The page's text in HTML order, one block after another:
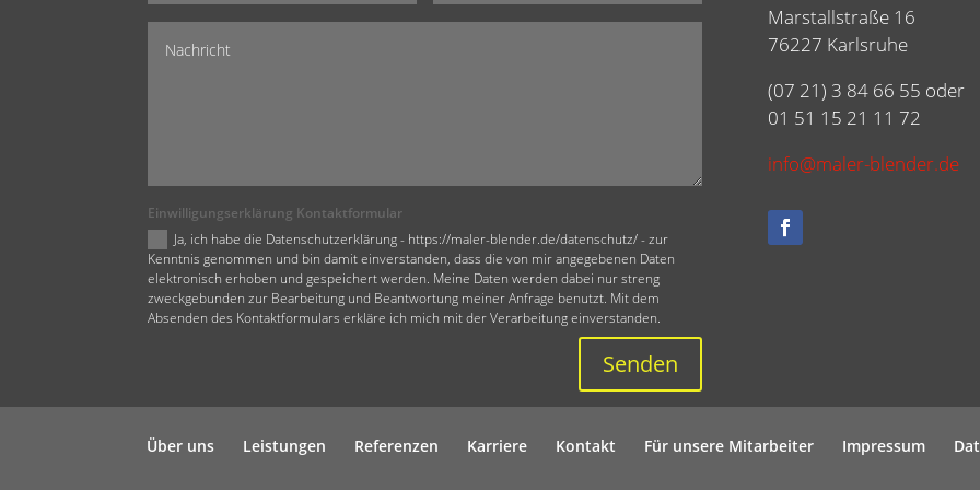
Einwilligungserklärung Kontaktformular
Ja, ich habe die Datenschutzerklärung - https://maler-blender.de/datenschutz/ - zur
Kenntnis genommen und bin damit einverstanden, dass die von mir angegebenen Daten
elektronisch erhoben und gespeichert werden. Meine Daten werden dabei nur streng
zweckgebunden zur Bearbeitung und Beantwortung meiner Anfrage benutzt. Mit dem
Absenden des Kontaktformulars erkläre ich mich mit der Verarbeitung einverstanden.
Senden
Marstallstraße 16
76227 Karlsruhe
(07 21) 3 84 66 55 oder
01 51 15 21 11 72
info@maler-blender.de
Über uns Leistungen Referenzen Karriere Kontakt Für unsere Mitarbeiter Impressum